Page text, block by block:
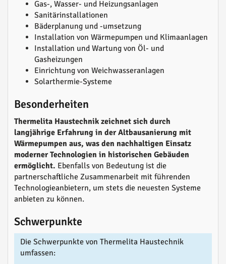
Gas-, Wasser- und Heizungsanlagen
Sanitärinstallationen
Bäderplanung und -umsetzung
Installation von Wärmepumpen und Klimaanlagen
Installation und Wartung von Öl- und
Gasheizungen
Einrichtung von Weichwasseranlagen
Solarthermie-Systeme
Besonderheiten
Thermelita Haustechnik zeichnet sich durch
langjährige Erfahrung in der Altbausanierung mit
Wärmepumpen aus, was den nachhaltigen Einsatz
moderner Technologien in historischen Gebäuden
ermöglicht. Ebenfalls von Bedeutung ist die
partnerschaftliche Zusammenarbeit mit führenden
Technologieanbietern, um stets die neuesten Systeme
anbieten zu können.
Schwerpunkte
Die Schwerpunkte von Thermelita Haustechnik
umfassen: